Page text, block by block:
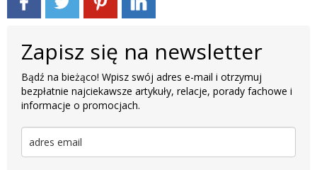
Zapisz się na newsletter
Bądź na bieżąco! Wpisz swój adres e-mail i otrzymuj
bezpłatnie najciekawsze artykuły, relacje, porady fachowe i
informacje o promocjach.